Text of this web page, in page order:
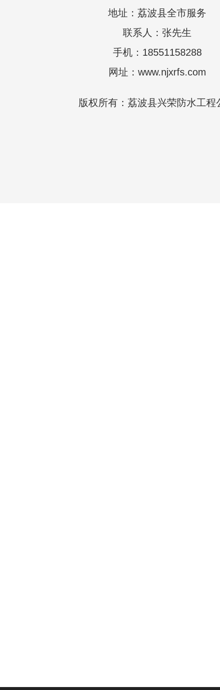
地址：荔波县全市服务
联系人：张先生
手机：18551158288
网址：www.njxrfs.com
版权所有：荔波县兴荣防水工程